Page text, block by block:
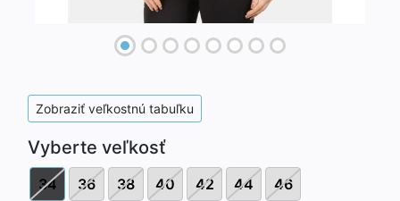
Zobraziť veľkostnú tabuľku
Vyberte veľkosť
34 36 38 40 42 44 46